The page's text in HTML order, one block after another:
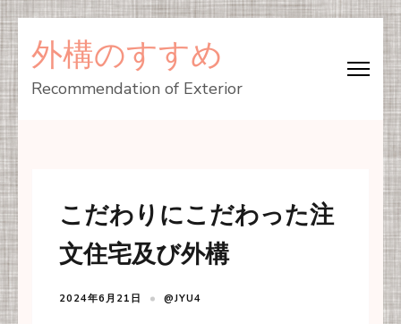
コ
ン
テ
ン
ツ
ス
キ
ッ
(Enter
外構のすすめ
Recommendation of Exterior
こだわりにこだわった注
文住宅及び外構
2024年6月21日 @JYU4